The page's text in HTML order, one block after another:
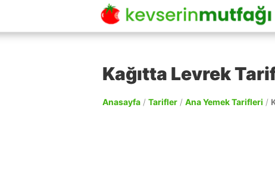
Kağıtta Levrek
Anasayfa / Tarifler / Ana Yemek Tarifleri /